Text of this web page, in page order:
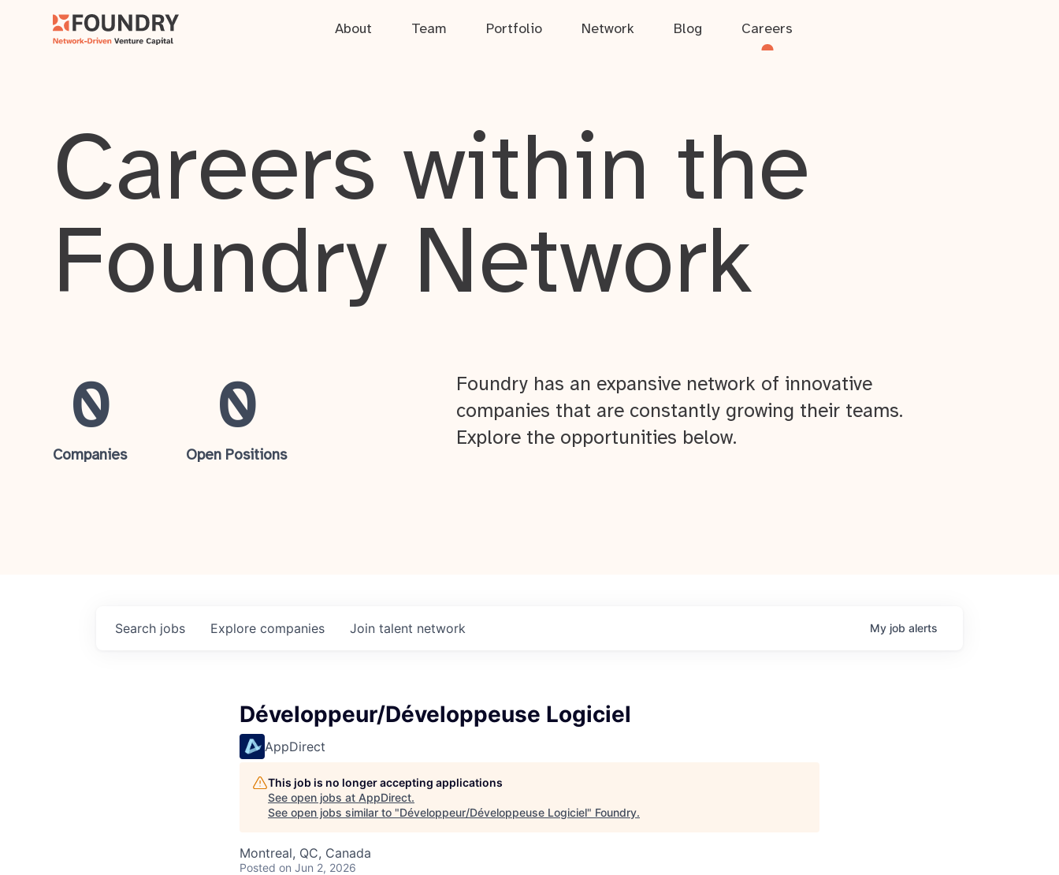
About Team Portfolio Network Blog Careers
Careers within the
Foundry Network
0
Companies
0
Open Positions
Foundry has an expansive network of innovative
companies that are constantly growing their teams.
Explore the opportunities below.
Search jobs Explore companies Join talent network My job alerts
Développeur/Développeuse Logiciel
AppDirect
This job is no longer accepting applications
See open jobs at AppDirect.
See open jobs similar to "Développeur/Développeuse Logiciel" Foundry.
Montreal, QC, Canada
Posted on Jun 2, 2026